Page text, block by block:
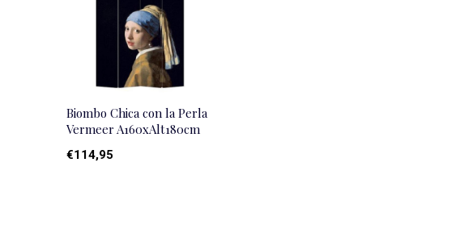
Biombo Chica con la Perla
Vermeer A160xAlt180cm
€114,95